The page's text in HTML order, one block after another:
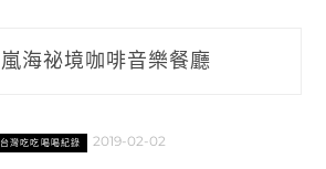
嵐海祕境咖啡音樂餐廳
台灣吃吃喝喝紀錄 2019-02-02